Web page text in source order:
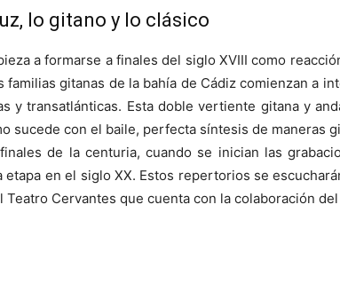
lo gitano y lo clásico
a formarse a finales del siglo XVIII como
gitanas de la bahía de Cádiz comienzan a
y transatlánticas. Esta doble vertiente gitana y
sucede con el baile, perfecta síntesis de maneras
de la centuria, cuando se inician las
en el siglo XX. Estos repertorios se
Cervantes que cuenta con la colaboración